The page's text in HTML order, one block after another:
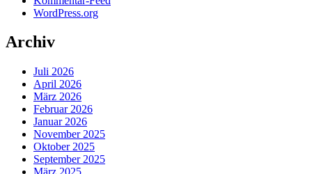
WordPress.org
Archiv
Juli 2026
April 2026
März 2026
Februar 2026
Januar 2026
November 2025
Oktober 2025
September 2025